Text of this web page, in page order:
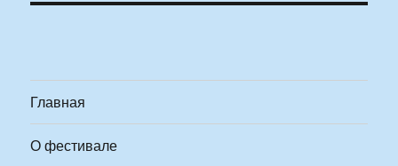
Главная
О фестивале